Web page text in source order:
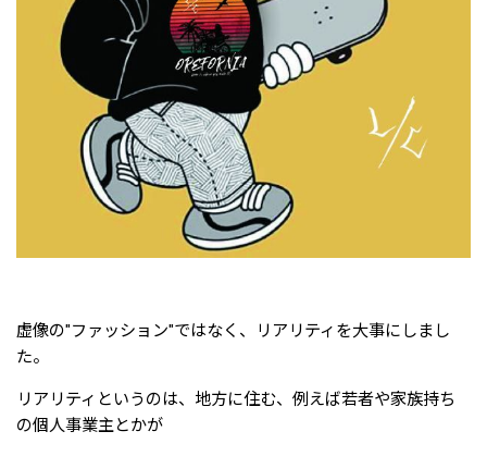
虚像の"ファッション"ではなく、リアリティを大事にしまし
た。
リアリティというのは、地方に住む、例えば若者や家族持ち
の個人事業主とかが